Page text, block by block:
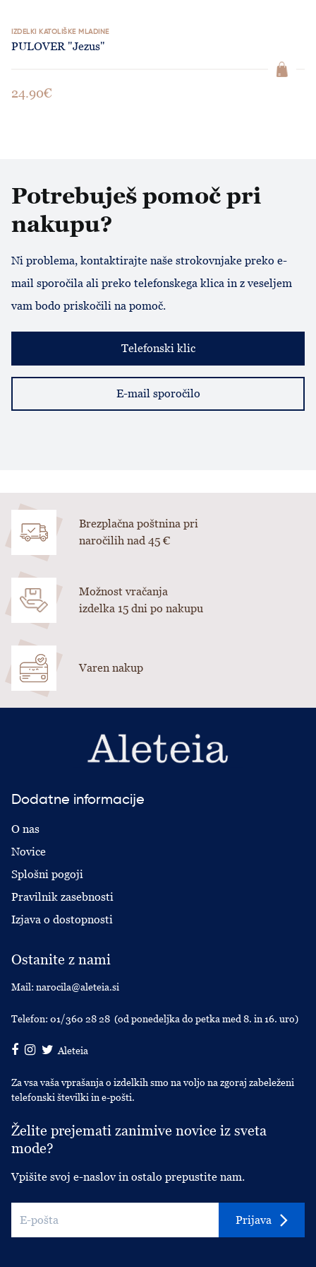
IZDELKI KATOLIŠKE MLADINE
PULOVER "Jezus"
24.90€
Potrebuješ pomoč pri
nakupu?
Ni problema, kontaktirajte naše strokovnjake preko e-
mail sporočila ali preko telefonskega klica in z veseljem
vam bodo priskočili na pomoč.
Telefonski klic
E-mail sporočilo
Brezplačna poštnina pri
naročilih nad 45 €
Možnost vračanja
izdelka 15 dni po nakupu
Varen nakup
Dodatne informacije
O nas
Novice
Splošni pogoji
Pravilnik zasebnosti
Izjava o dostopnosti
Ostanite z nami
Mail: narocila@aleteia.si
Telefon: 01/360 28 28 (od ponedeljka do petka med 8. in 16. uro)
Aleteia
Za vsa vaša vprašanja o izdelkih smo na voljo na zgoraj zabeleženi
telefonski številki in e-pošti.
Želite prejemati zanimive novice iz sveta
mode?
Vpišite svoj e-naslov in ostalo prepustite nam.
Prijava